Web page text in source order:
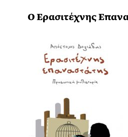
Ο Ερασιτέχνης